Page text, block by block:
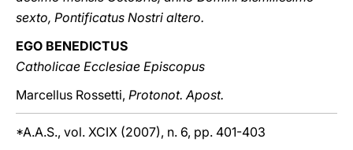
sexto, Pontificatus Nostri altero.
EGO BENEDICTUS
Catholicae Ecclesiae Episcopus
Marcellus Rossetti, Protonot. Apost.
*A.A.S., vol. XCIX (2007), n. 6, pp. 401-403